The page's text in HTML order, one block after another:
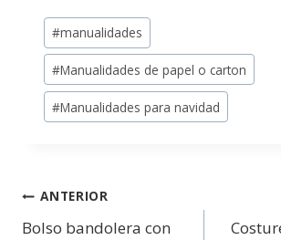
#manualidades
#Manualidades de papel o carton
#Manualidades para navidad
ANTERIOR
Bolso bandolera con